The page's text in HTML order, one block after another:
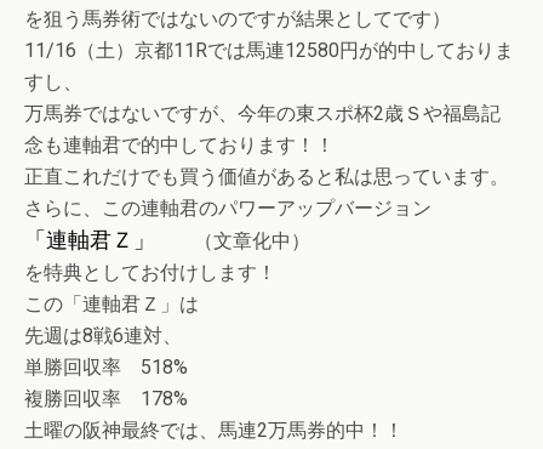
を狙う馬券術ではないのですが結果としてです）
11/16（土）京都11Rでは馬連12580円が的中しておりま
すし、
万馬券ではないですが、今年の東スポ杯2歳Ｓや福島記
念も連軸君で的中しております！！
正直これだけでも買う価値があると私は思っています。
さらに、この連軸君のパワーアップバージョン
「連軸君Ｚ」
（文章化中）
を特典としてお付けします！
この「連軸君Ｚ」は
先週は8戦6連対、
単勝回収率 518%
複勝回収率 178%
土曜の阪神最終では、馬連2万馬券的中！！